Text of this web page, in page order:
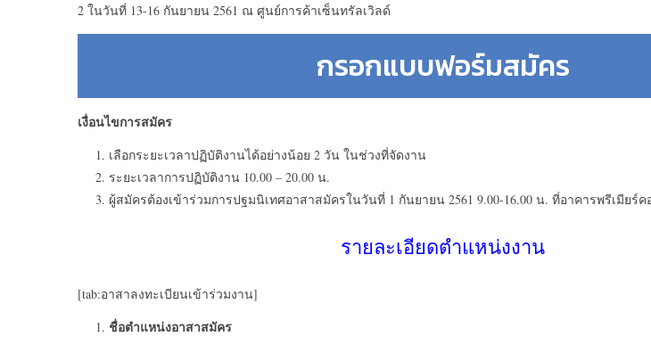
2 ในวันที่ 13-16 กันยายน 2561 ณ ศูนย์การค้าเซ็นทรัลเวิลด์
กรอกแบบฟอร์มสมัคร
เงื่อนไขการสมัคร
เลือกระยะเวลาปฏิบัติงานได้อย่างน้อย 2 วัน ในช่วงที่จัดงาน
ระยะเวลาการปฏิบัติงาน 10.00 – 20.00 น.
ผู้สมัครต้องเข้าร่วมการปฐมนิเทศอาสาสมัครในวันที่ 1 กันยายน 2561 9.00-16.00 น. ที่อาคารพรีเมียร์ค
รายละเอียดตำแหน่งงาน
[tab:อาสาลงทะเบียนเข้าร่วมงาน]
ชื่อตำแหน่งอาสาสมัคร